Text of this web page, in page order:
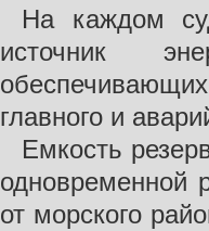
На каждом
источник
главного и
Емкость
одновременной
от морского